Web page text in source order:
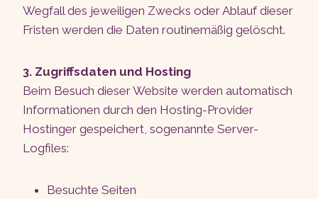
Wegfall des jeweiligen Zwecks oder Ablauf dieser
Fristen werden die Daten routinemäßig gelöscht.
3. Zugriffsdaten und Hosting
Beim Besuch dieser Website werden automatisch
Informationen durch den Hosting-Provider
Hostinger gespeichert, sogenannte Server-
Logfiles:
Besuchte Seiten